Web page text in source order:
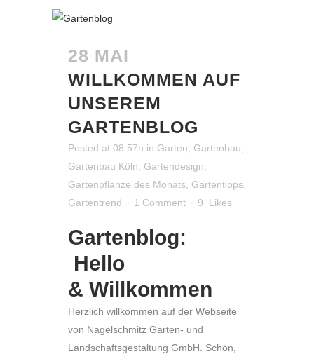
28 MAI
WILLKOMMEN AUF
UNSEREM
GARTENBLOG
Posted at 08:57h in Garten Gartenbau
Gartenbau Köln
Gartendesign
Gartenpflanze des Monats Gartentipps
Gartentrend
1 Comment 9 Likes
Gartenblog:
Hello
& Willkommen
Herzlich willkommen auf der Webseite
von Nagelschmitz Garten- und
Landschaftsgestaltung GmbH. Schön,